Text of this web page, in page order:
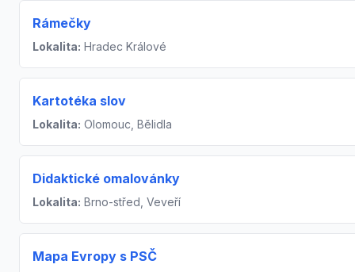
Rámečky
Lokalita: Hradec Králové
Kartotéka slov
Lokalita: Olomouc, Bělidla
Didaktické omalovánky
Lokalita: Brno-střed, Veveří
Mapa Evropy s PSČ